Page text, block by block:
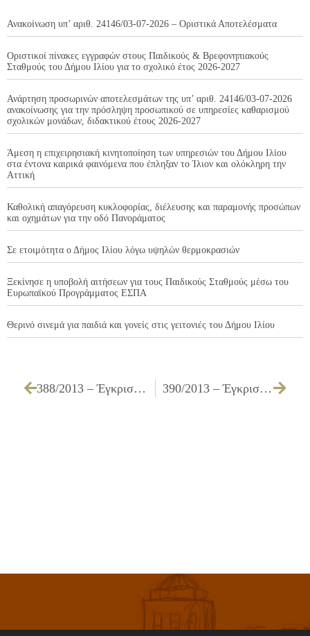
Ανακοίνωση υπ’ αριθ. 24146/03-07-2026 – Οριστικά Αποτελέσματα
Οριστικοί πίνακες εγγραφών στους Παιδικούς & Βρεφονηπιακούς
Σταθμούς του Δήμου Ιλίου για το σχολικό έτος 2026-2027
Ανάρτηση προσωρινών αποτελεσμάτων της υπ’ αριθ. 24146/03-07-2026
ανακοίνωσης για την πρόσληψη προσωπικού σε υπηρεσίες καθαρισμού
σχολικών μονάδων, διδακτικού έτους 2026-2027
Άμεση η επιχειρησιακή κινητοποίηση των υπηρεσιών του Δήμου Ιλίου
στα έντονα καιρικά φαινόμενα που έπληξαν το Ίλιον και ολόκληρη την
Αττική
Καθολική απαγόρευση κυκλοφορίας, διέλευσης και παραμονής προσώπων
και οχημάτων για την οδό Πανοράματος
Σε ετοιμότητα ο Δήμος Ιλίου λόγω υψηλών θερμοκρασιών
Ξεκίνησε η υποβολή αιτήσεων για τους Παιδικούς Σταθμούς μέσω του
Ευρωπαϊκού Προγράμματος ΕΣΠΑ
Θερινό σινεμά για παιδιά και γονείς στις γειτονιές του Δήμου Ιλίου
388/2013 – Έγκριση πίστωσης που αφορά τις «Υπηρεσίες ενημέρωσης μέσω διαδικτύου» 390/2013 – Έγκριση πίστωσης που αφορά την εργασία «Ετήσιο Συμβόλαιο συντήρησης – αναβάθμισης εφαρμογής λογισμικού διαχείρισης κοιμητηρίου και Τεχνικής Υποστήριξης επί της εφαρμογής λογισμικού διαχείρισης του Δημοτικού Κοιμητηρίου»